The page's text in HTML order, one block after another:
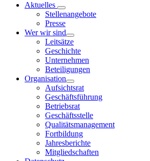
Aktuelles
Stellenangebote
Presse
Wer wir sind
Leitsätze
Geschichte
Unternehmen
Beteiligungen
Organisation
Aufsichtsrat
Geschäftsführung
Betriebsrat
Geschäftsstelle
Qualitätsmanagement
Fortbildung
Jahresberichte
Mitgliedschaften